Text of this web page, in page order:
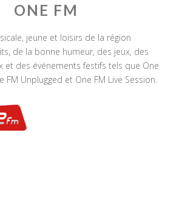
ONE FM
jeune et loisirs de la région
de la bonne humeur, des jeux, des
et des événements festifs tels que One
FM Unplugged et One FM Live Session.